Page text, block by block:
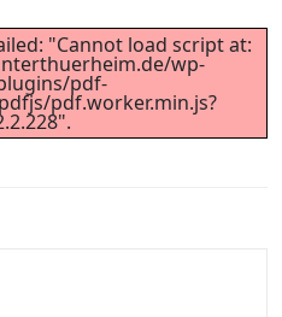
"Cannot load script at:
wp-
pdf-
pdf.worker.min.js?